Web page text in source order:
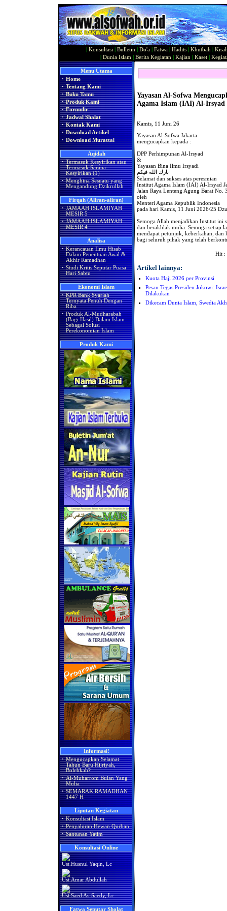
Konsultasi Bulletin Do'a Fatwa Hadits Khutbah
Dunia Islam Berita Kegiatan Kajian Kaset|
Menu Utama
· Home
· Tentang Kami
· Buku Tamu
· Produk Kami
· Formulir
· Jadwal Shalat
· Kontak Kami
· Download Artikel
· Download Murattal
Aqidah
· Termasuk Kesyirikan atau
Termasuk Sarana
Kesyirikan (1)
· Menghina Sesuatu yang
Mengandung Dzikrullah
Firqah (Aliran-aliran)
· JAMAAH ISLAMIYAH
MESIR 5
· JAMAAH ISLAMIYAH
MESIR 4
Analisa
· Kerancauan Ilmu Hisab
Dalam Penentuan Awal &
Akhir Ramadhan
· Studi Kritis Seputar Puasa
Hari Sabtu
Ekonomi Islam
· KPR Bank Syariah
Ternyata Penuh Dengan
Riba
· Produk Al-Mudharabah
(Bagi Hasil) Dalam Islam
Sebagai Solusi
Perekonomian Islam
Produk Kami
Informasi!
· Mengucapkan Selamat
Tahun Baru Hijriyah,
Bolehkah?
· Al-Muharrom Bulan Yang
Mulia
· SEMARAK RAMADHAN
1447 H
Liputan Kegiatan
· Konsultasi Islam
· Penyaluran Hewan Qurban
· Santunan Yatim
Konsultasi Online
Ust.Husnul Yaqin, Lc
Ust.Amar Abdullah
Ust.Saed As-Saedy, Lc
Fatwa Seputar Sholat
Yayasan Al-Sofwa
Agama Islam (IAI) Al-Irsyad
Kamis, 11 Juni 26
Yayasan Al-Sofwa Jakarta
mengucapkan kepada :
DPP Perhimpunan Al-Irsyad
&
Yayasan Bina Ilmu Irsyadi
بارك الله فيكم
Selamat dan sukses atas peresmian
Institut Agama Islam (IAI) Al-Irsyad
Jalan Raya Lenteng Agung Barat No.
oleh
Menteri Agama Republik Indonesia
pada hari Kamis, 11 Juni 2026/25
Semoga Allah menjadikan Institut ini
dan berakhlak mulia. Semoga setiap
mendapat petunjuk, keberkahan,
bagi seluruh pihak yang telah
Hit :
Artikel lainnya:
Kuota Haji 2026 per Provinsi
Pesan Tegas Presiden Jokowi:
Dilakukan
Dikecam Dunia Islam, Swedia